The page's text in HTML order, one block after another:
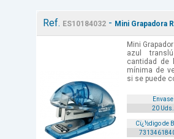
Ref. ES10184032- Mini Grapadora
Mini
azul
cantidad de
mínima de
si se puede
Envase
20 Uds.
Cï¿½digo de